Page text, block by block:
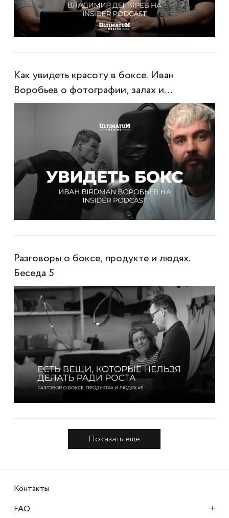
Как увидеть красоту в боксе. Иван
Воробьев о фотографии, залах и
настоящем контенте
Разговоры о боксе, продукте и людях.
Беседа 5
Показать еще
Контакты
FAQ
+